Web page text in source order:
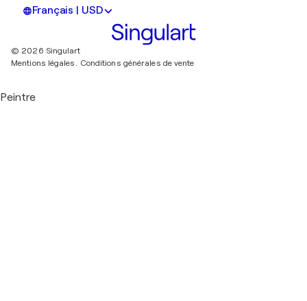
Français | USD
© 2026 Singulart
Mentions légales. Conditions générales de vente
Peintre